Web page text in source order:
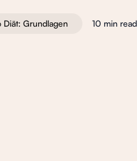
Diät: Grundlagen 10 min read